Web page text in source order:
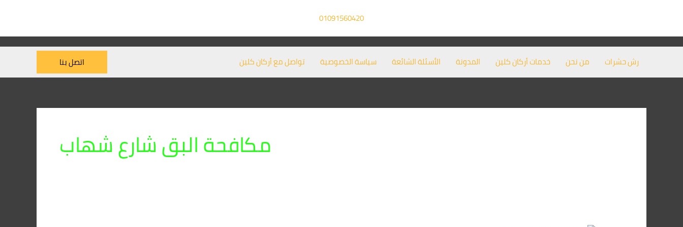
01091560420
رش حشرات من نحن خدمات أركان كلين المدونة الأسئلة الشائعة سياسة الخصوصية تواصل مع أركان كلين اتصل بنا
مكافحة البق شارع شهاب